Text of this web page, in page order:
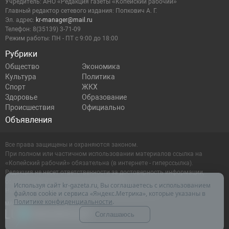
Рубрики
Общество
Экономика
Культура
Политика
Спорт
ЖКХ
Здоровье
Образование
Происшествия
Официально
Объявления
Учредитель: АНО «Редакция газеты «Копейский рабочий»
Главный редактор сетевого издания: Попкович А. Г.
Эл. адрес: kr-manager@mail.ru
Телефон: 8(35139) 3-71-09
Режим работы: ПН - ПТ с 9:00 до 18:00
Все права защищены и охраняются законом.
При полном или частичном использовании материалов ссылка на
«Копейский рабочий» обязательна (в интернете - гиперссылка).
Редакция не несет ответственности за достоверность информации,
содержащейся в рекламных объявлениях.
Настоящий ресурс может содержать материалы 16+
Используя сайт kr-gazeta.ru, Вы соглашаетесь с использованием
файлов cookie и сервиса «Яндекс.Метрика», которые указаны в
Политике конфиденциальности.
Соглашаюсь